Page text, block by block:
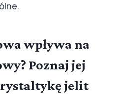
wpływa na
Poznaj jej
jelit